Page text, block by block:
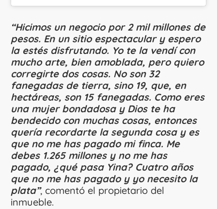
“Hicimos un negocio por 2 mil millones de
pesos. En un sitio espectacular y espero
la estés disfrutando. Yo te la vendí con
mucho arte, bien amoblada, pero quiero
corregirte dos cosas. No son 32
fanegadas de tierra, sino 19, que, en
hectáreas, son 15 fanegadas. Como eres
una mujer bondadosa y Dios te ha
bendecido con muchas cosas, entonces
quería recordarte la segunda cosa y es
que no me has pagado mi finca. Me
debes 1.265 millones y no me has
pagado, ¿qué pasa Yina? Cuatro años
que no me has pagado y yo necesito la
plata”, comentó el propietario del
inmueble.